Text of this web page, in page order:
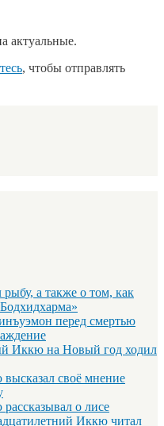
актуальные.
, чтобы отправлять
а также о том, как
перед смертью
Иккю на Новый год ходил
своё мнение
о лисе
Иккю читал